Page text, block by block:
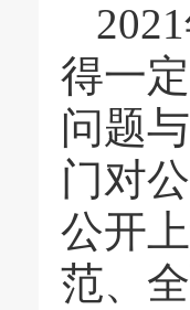
得一
问题
门对
公开
范、全